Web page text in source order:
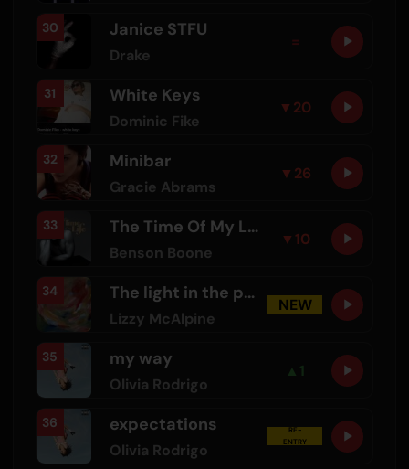
30 Janice STFU
Drake
=
31 White Keys
Dominic Fike
▼ 20
32 Minibar
Gracie Abrams
▼ 26
33 The Time Of My Life
Benson Boone
▼ 10
34 The light in the painting
Lizzy McAlpine
NEW
35 my way
Olivia Rodrigo
▲ 1
36 expectations
Olivia Rodrigo
RE-
ENTRY